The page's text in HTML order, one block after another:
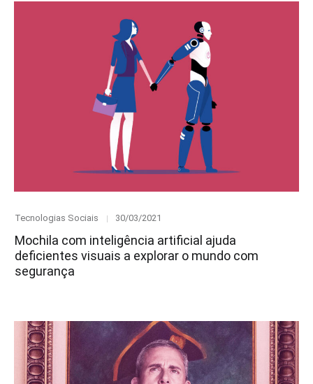
Category
Tecnologias Sociais
Posted
30/03/2021
Mochila com inteligência artificial ajuda
deficientes visuais a explorar o mundo com
segurança